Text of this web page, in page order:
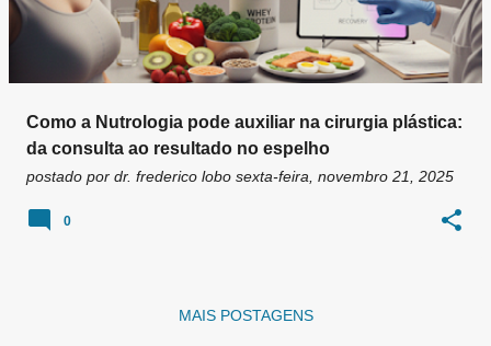
Como a Nutrologia pode auxiliar na cirurgia plástica:
da consulta ao resultado no espelho
postado por dr. frederico lobo sexta-feira, novembro 21, 2025
0
MAIS POSTAGENS